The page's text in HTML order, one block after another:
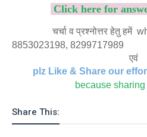
Click here for
चर्चा व प्रश्नोत्तर हेतु हमें
8853023198, 8299717989
एवं
plz Like & Share our
because
Share This: